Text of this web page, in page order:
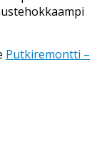
Putkiremontti –